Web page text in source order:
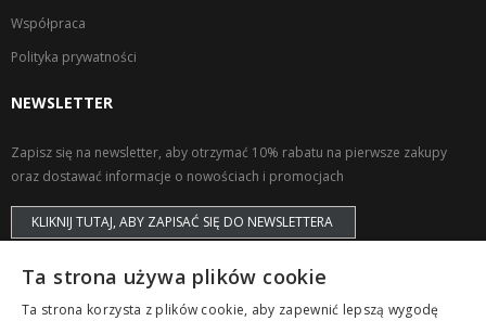
Współpraca
Polityka prywatności
NEWSLETTER
Zapisz się na newsletter, aby otrzymać 10% rabatu na pierwsze zakupy
oraz dostawać informacje o nowościach i promocjach
KLIKNIJ TUTAJ, ABY ZAPISAĆ SIĘ DO NEWSLETTERA
Ta strona używa plików cookie
Ta strona korzysta z plików cookie, aby zapewnić lepszą wygodę